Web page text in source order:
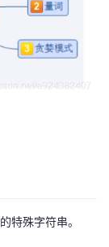
特殊字符串。